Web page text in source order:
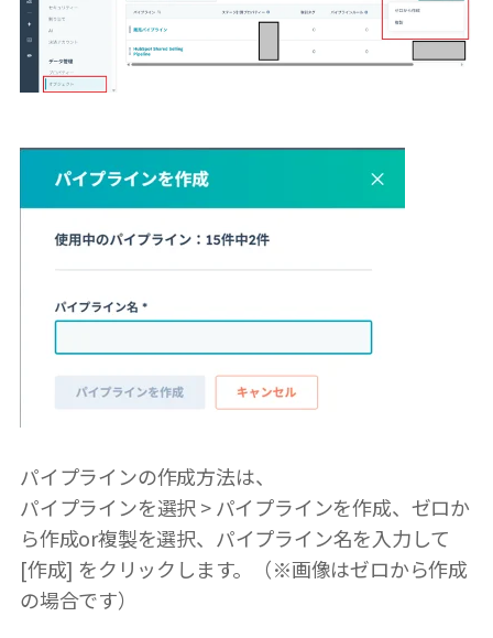
パイプラインの作成方法は、
パイプラインを選択 > パイプラインを作成、ゼロか
ら作成or複製を選択、パイプライン名を入力して
[作成] をクリックします。（※画像はゼロから作成
の場合です）